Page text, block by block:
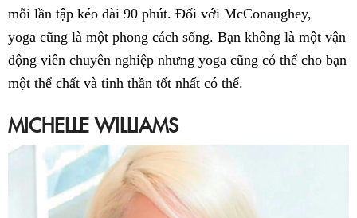
mỗi lần tập kéo dài 90 phút. Đối với McConaughey,
yoga cũng là một phong cách sống. Bạn không là một vận
động viên chuyên nghiệp nhưng yoga cũng có thể cho bạn
một thể chất và tinh thần tốt nhất có thể.
MICHELLE WILLIAMS